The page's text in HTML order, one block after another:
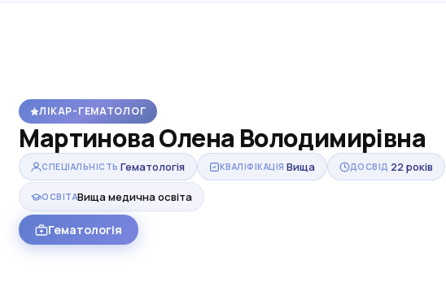
ЛІКАР-ГЕМАТОЛОГ
Мартинова Олена Володимирівна
СПЕЦІАЛЬНІСТЬ Гематологія КВАЛІФІКАЦІЯ Вища ДОСВІД 22 років
ОСВІТАВища медична освіта
Гематологія